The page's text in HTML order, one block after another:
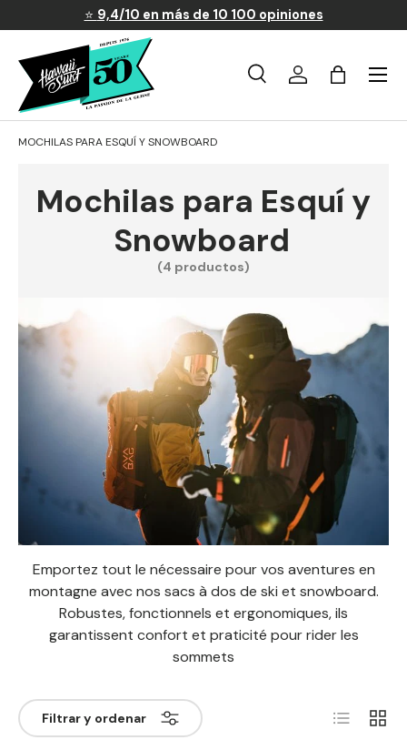
Ir al contenido
⭐ 9,4/10 en más de 10 100 opiniones
Buscar
BúsquedaIniciar sesión
Carrito
Menú
MOCHILAS PARA ESQUÍ Y SNOWBOARD
Mochilas para Esquí y
Snowboard
(4 productos)
Emportez tout le nécessaire pour vos aventures en
montagne avec nos sacs à dos de ski et snowboard.
Robustes, fonctionnels et ergonomiques, ils
garantissent confort et praticité pour rider les
sommets
Filtrar y ordenar Lista Rejilla